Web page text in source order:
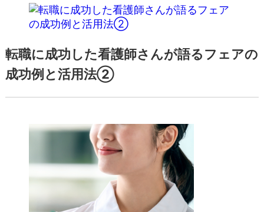
転職に成功した看護師さんが語るフェアの
成功例と活用法②